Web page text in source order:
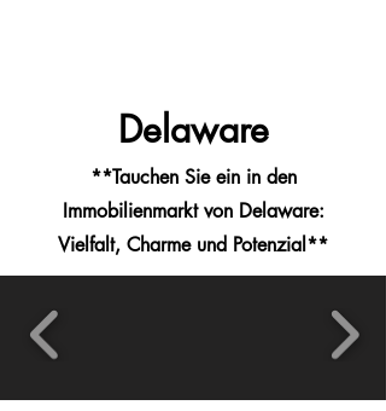
Delaware
**Tauchen Sie ein in den
Immobilienmarkt von Delaware:
Vielfalt, Charme und Potenzial**